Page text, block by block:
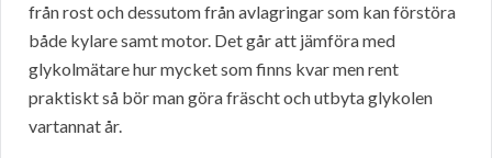
från rost och dessutom från avlagringar som kan förstöra
både kylare samt motor. Det går att jämföra med
glykolmätare hur mycket som finns kvar men rent
praktiskt så bör man göra fräscht och utbyta glykolen
vartannat år.